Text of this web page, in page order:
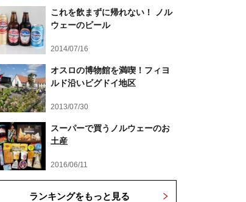
これを飲まずに帰れない！ ノル
ウェーのビール
2014/07/16
オスロの博物館を満喫！フィヨ
ルド沿いビグドイ地区
2013/07/30
スーパーで買うノルウェーのお
土産
2016/06/11
ランキングをもっと見る